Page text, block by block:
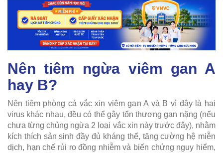
Nên tiêm ngừa viêm gan A
hay B?
Nên tiêm phòng cả vắc xin viêm gan A và B vì đây là hai
virus khác nhau, đều có thể gây tổn thương gan nặng (nếu
chưa từng chủng ngừa 2 loại vắc xin này trước đây), nhằm
kích thích sản sinh đầy đủ kháng thể, tăng cường hệ miễn
dịch, hạn chế rủi ro đồng nhiễm và biến chứng nguy hiểm,